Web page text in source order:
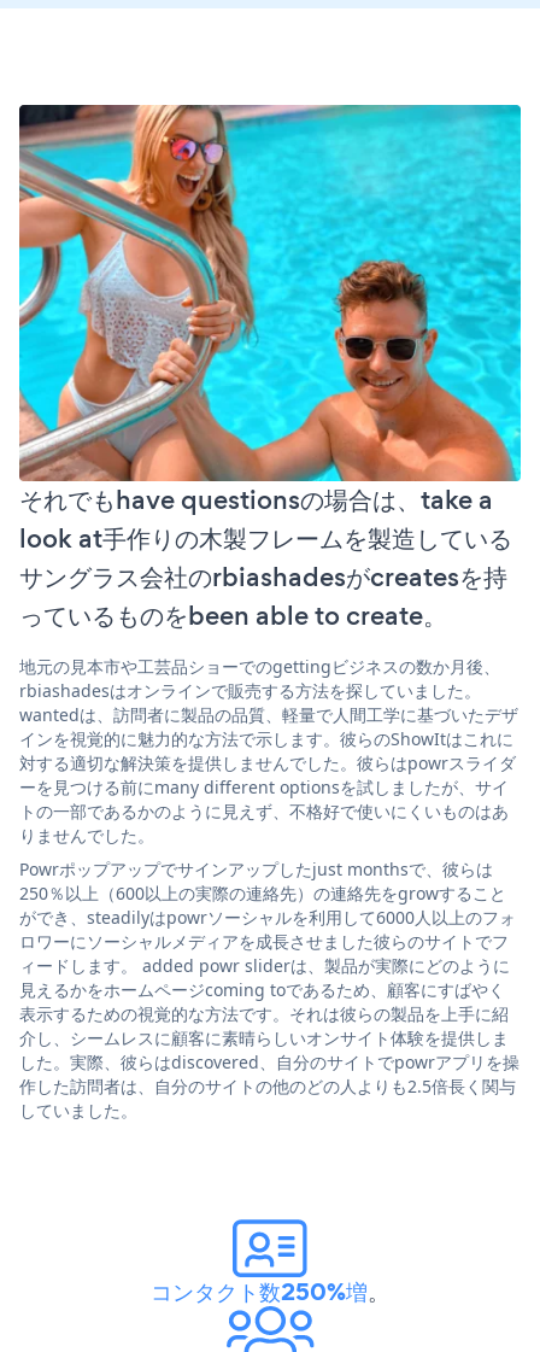
それでもhave questionsの場合は、take a
look at手作りの木製フレームを製造している
サングラス会社のrbiashadesがcreatesを持
っているものをbeen able to create。
地元の見本市や工芸品ショーでのgettingビジネスの数か月後、
rbiashadesはオンラインで販売する方法を探していました。
wantedは、訪問者に製品の品質、軽量で人間工学に基づいたデザ
インを視覚的に魅力的な方法で示します。彼らのShowItはこれに
対する適切な解決策を提供しませんでした。彼らはpowrスライダ
ーを見つける前にmany different optionsを試しましたが、サイ
トの一部であるかのように見えず、不格好で使いにくいものはあ
りませんでした。
Powrポップアップでサインアップしたjust monthsで、彼らは
250％以上（600以上の実際の連絡先）の連絡先をgrowすること
ができ、steadilyはpowrソーシャルを利用して6000人以上のフォ
ロワーにソーシャルメディアを成長させました彼らのサイトでフ
ィードします。 added powr sliderは、製品が実際にどのように
見えるかをホームページcoming toであるため、顧客にすばやく
表示するための視覚的な方法です。それは彼らの製品を上手に紹
介し、シームレスに顧客に素晴らしいオンサイト体験を提供しま
した。実際、彼らはdiscovered、自分のサイトでpowrアプリを操
作した訪問者は、自分のサイトの他のどの人よりも2.5倍長く関与
していました。
コンタクト数250%増。